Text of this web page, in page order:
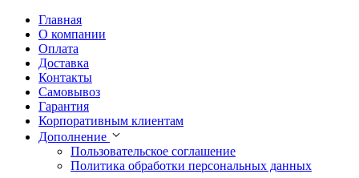
Главная
О компании
Оплата
Доставка
Контакты
Самовывоз
Гарантия
Корпоративным клиентам
Дополнение
Пользовательское соглашение
Политика обработки персональных данных